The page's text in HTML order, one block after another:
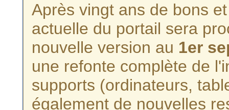
Après vingt ans de bons
actuelle du portail sera
nouvelle version au 1er
une refonte complète de
supports (ordinateurs,
également de nouvelles